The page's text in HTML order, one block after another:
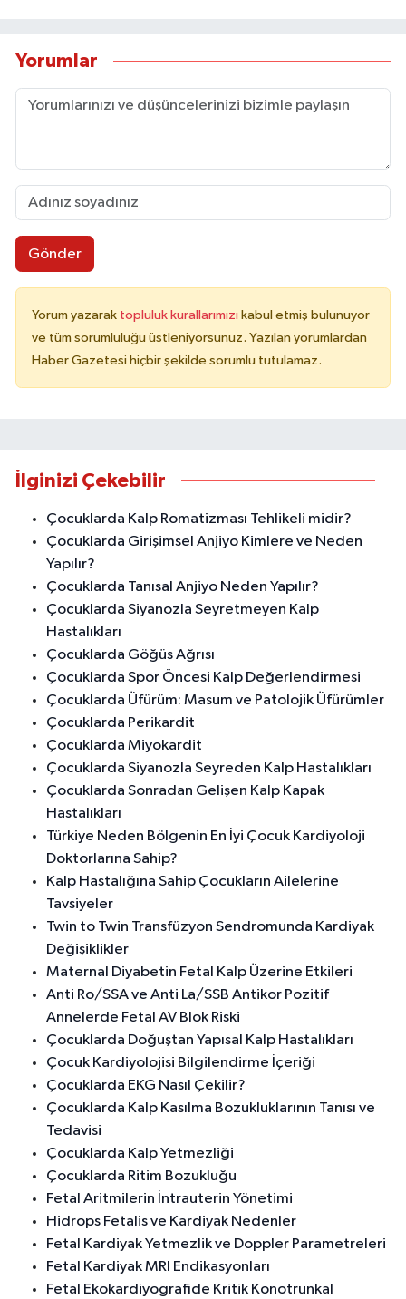
Yorumlar
Gönder
Yorum yazarak topluluk kurallarımızı kabul etmiş bulunuyor
ve tüm sorumluluğu üstleniyorsunuz. Yazılan yorumlardan
Haber Gazetesi hiçbir şekilde sorumlu tutulamaz.
İlginizi Çekebilir
Çocuklarda Kalp Romatizması Tehlikeli midir?
Çocuklarda Girişimsel Anjiyo Kimlere ve Neden
Yapılır?
Çocuklarda Tanısal Anjiyo Neden Yapılır?
Çocuklarda Siyanozla Seyretmeyen Kalp
Hastalıkları
Çocuklarda Göğüs Ağrısı
Çocuklarda Spor Öncesi Kalp Değerlendirmesi
Çocuklarda Üfürüm: Masum ve Patolojik Üfürümler
Çocuklarda Perikardit
Çocuklarda Miyokardit
Çocuklarda Siyanozla Seyreden Kalp Hastalıkları
Çocuklarda Sonradan Gelişen Kalp Kapak
Hastalıkları
Türkiye Neden Bölgenin En İyi Çocuk Kardiyoloji
Doktorlarına Sahip?
Kalp Hastalığına Sahip Çocukların Ailelerine
Tavsiyeler
Twin to Twin Transfüzyon Sendromunda Kardiyak
Değişiklikler
Maternal Diyabetin Fetal Kalp Üzerine Etkileri
Anti Ro/SSA ve Anti La/SSB Antikor Pozitif
Annelerde Fetal AV Blok Riski
Çocuklarda Doğuştan Yapısal Kalp Hastalıkları
Çocuk Kardiyolojisi Bilgilendirme İçeriği
Çocuklarda EKG Nasıl Çekilir?
Çocuklarda Kalp Kasılma Bozukluklarının Tanısı ve
Tedavisi
Çocuklarda Kalp Yetmezliği
Çocuklarda Ritim Bozukluğu
Fetal Aritmilerin İntrauterin Yönetimi
Hidrops Fetalis ve Kardiyak Nedenler
Fetal Kardiyak Yetmezlik ve Doppler Parametreleri
Fetal Kardiyak MRI Endikasyonları
Fetal Ekokardiyografide Kritik Konotrunkal